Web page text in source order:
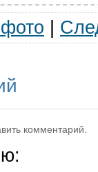
комментарий.